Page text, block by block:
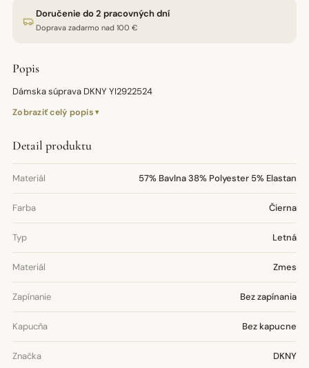
Doručenie do 2 pracovných dní
Doprava zadarmo nad 100 €
Popis
Dámska súprava DKNY YI2922524
Zobraziť celý popis
Detail produktu
Materiál 57% Bavlna 38% Polyester 5% Elastan
Farba Čierna
Typ Letná
Materiál Zmes
Zapínanie Bez zapínania
Kapucňa Bez kapucne
Značka DKNY